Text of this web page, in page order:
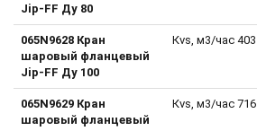
Jip-FF Ду 80
065N9628 Кран
шаровый фланцевый
Jip-FF Ду 100
Кvs, м3/час 403
065N9629 Кран
шаровый фланцевый
Кvs, м3/час 716